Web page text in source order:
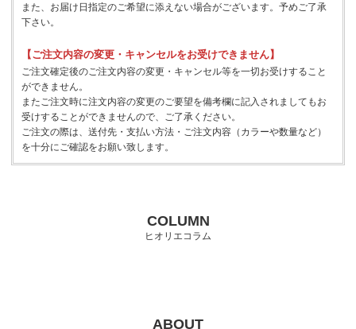
また、お届け日指定のご希望に添えない場合がございます。予めご了承
下さい。
【ご注文内容の変更・キャンセルをお受けできません】
ご注文確定後のご注文内容の変更・キャンセル等を一切お受けすること
ができません。
またご注文時に注文内容の変更のご要望を備考欄に記入されましてもお
受けすることができませんので、ご了承ください。
ご注文の際は、送付先・支払い方法・ご注文内容（カラーや数量など）
を十分にご確認をお願い致します。
COLUMN
ヒオリエコラム
ABOUT